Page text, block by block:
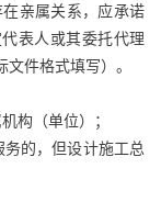
亲属关系，应承诺
表人或其委托代理
件格式填写）。
构（单位）；
务的，但设计施工总